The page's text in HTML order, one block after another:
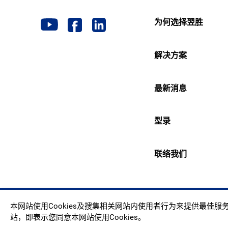
为何选择翌胜
解决方案
最新消息
型录
联络我们
本网站使用Cookies及搜集相关网站内使用者行为来提供最佳服
站，即表示您同意本网站使用Cookies。